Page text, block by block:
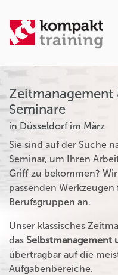
Zeitmanagement
Seminare
in Düsseldorf im März
Sie sind auf der Suche
Seminar, um Ihren
Griff zu bekommen?
passenden
Berufsgruppen an.
Unser klassisches
das Selbstmanagement
übertragbar auf die
Aufgabenbereiche.